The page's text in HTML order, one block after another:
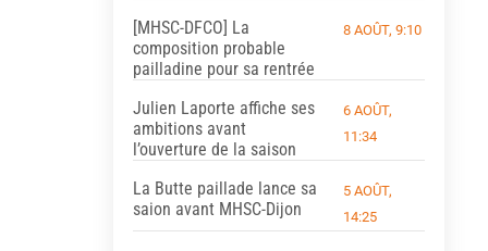
[MHSC-DFCO] La
composition probable
pailladine pour sa rentrée
8 AOÛT, 9:10
Julien Laporte affiche ses
ambitions avant
l’ouverture de la saison
6 AOÛT,
11:34
La Butte paillade lance sa
saion avant MHSC-Dijon
5 AOÛT,
14:25